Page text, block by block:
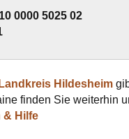
0000 5025 02
Landkreis Hildesheim
finden Sie weiterhin
& Hilfe